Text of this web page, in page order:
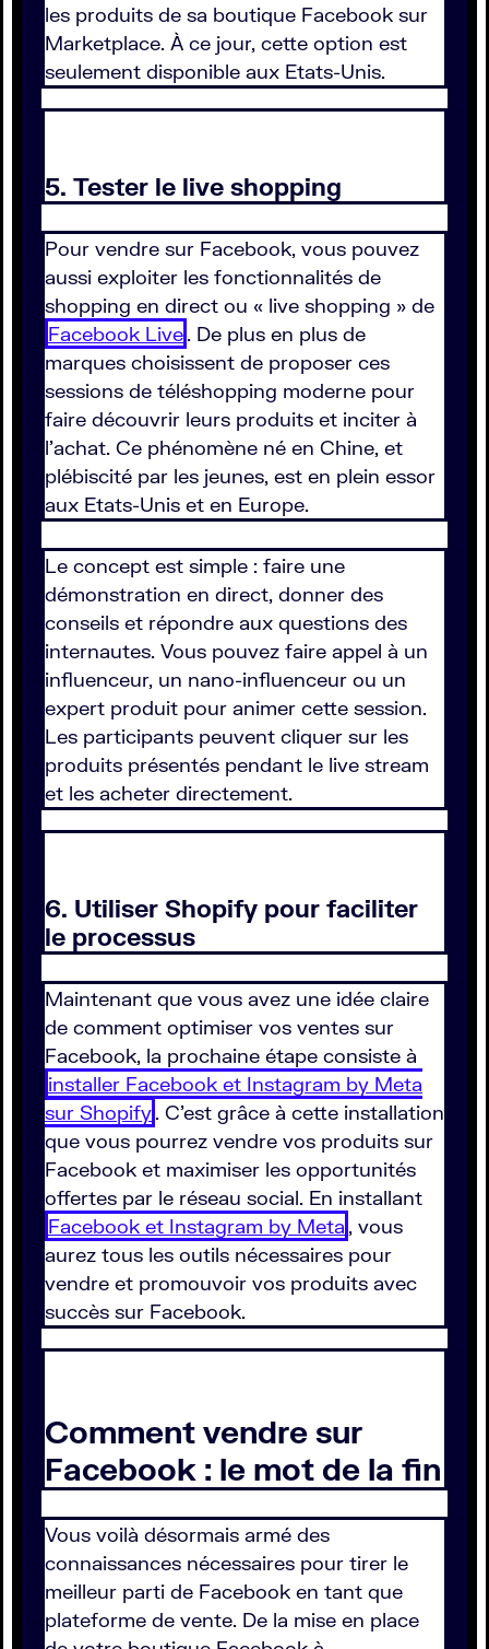
les produits de sa boutique Facebook sur
Marketplace. À ce jour, cette option est
seulement disponible aux Etats-Unis.
5. Tester le live shopping
Pour vendre sur Facebook, vous pouvez
aussi exploiter les fonctionnalités de
shopping en direct ou « live shopping » de
Facebook Live. De plus en plus de
marques choisissent de proposer ces
sessions de téléshopping moderne pour
faire découvrir leurs produits et inciter à
l'achat. Ce phénomène né en Chine, et
plébiscité par les jeunes, est en plein essor
aux Etats-Unis et en Europe.
Le concept est simple : faire une
démonstration en direct, donner des
conseils et répondre aux questions des
internautes. Vous pouvez faire appel à un
influenceur, un nano-influenceur ou un
expert produit pour animer cette session.
Les participants peuvent cliquer sur les
produits présentés pendant le live stream
et les acheter directement.
6. Utiliser Shopify pour faciliter
le processus
Maintenant que vous avez une idée claire
de comment optimiser vos ventes sur
Facebook, la prochaine étape consiste à
installer Facebook et Instagram by Meta
sur Shopify. C'est grâce à cette installation
que vous pourrez vendre vos produits sur
Facebook et maximiser les opportunités
offertes par le réseau social. En installant
Facebook et Instagram by Meta , vous
aurez tous les outils nécessaires pour
vendre et promouvoir vos produits avec
succès sur Facebook.
Comment vendre sur
Facebook : le mot de la fin
Vous voilà désormais armé des
connaissances nécessaires pour tirer le
meilleur parti de Facebook en tant que
plateforme de vente. De la mise en place